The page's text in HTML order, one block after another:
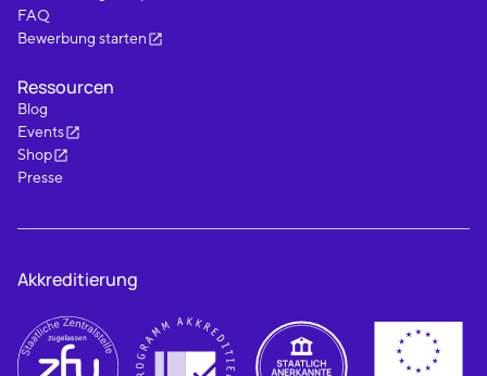
FAQ
Bewerbung starten
Ressourcen
Blog
Events
Shop
Presse
Akkreditierung